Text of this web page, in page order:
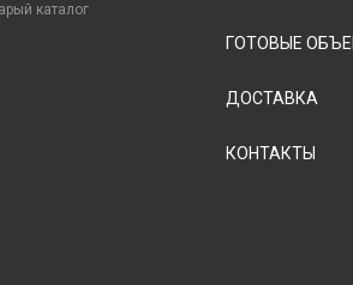
каталог
ГОТОВЫЕ
ДОСТАВКА
КОНТАКТЫ